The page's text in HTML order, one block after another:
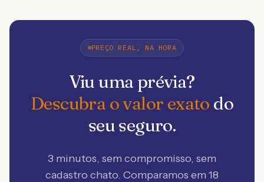
PREÇO REAL, NA HORA
Viu uma prévia?
Descubra o valor exato do
seu seguro.
3 minutos, sem compromisso, sem
cadastro chato. Comparamos em 18